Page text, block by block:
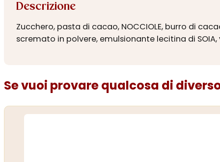
Descrizione
Zucchero, pasta di cacao, NOCCIOLE, burro di
scremato in polvere, emulsionante lecitina di SOIA,
Se vuoi provare qualcosa di